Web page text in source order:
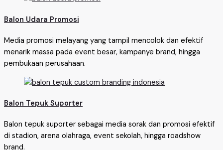
Balon Udara Promosi
Media promosi melayang yang tampil mencolok dan efektif
menarik massa pada event besar, kampanye brand, hingga
pembukaan perusahaan.
Balon Tepuk Suporter
Balon tepuk suporter sebagai media sorak dan promosi efektif
di stadion, arena olahraga, event sekolah, hingga roadshow
brand.